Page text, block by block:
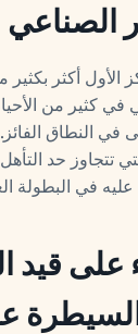
الصناعي
الأول أكثر بكثير
في كثير من
في النطاق
تتجاوز حد
في البطولة
على قيد